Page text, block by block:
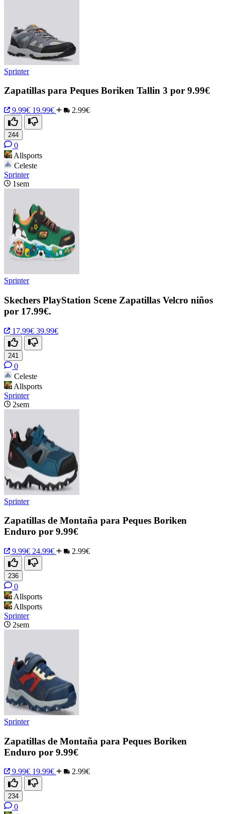
Sprinter
Zapatillas para Peques Boriken Tallin 3 por 9.99€
9.99€ 19.99€ 2.99€
244
0
Allsports
Celeste
Sprinter
1sem
Sprinter
Skechers PlayStation Scene Zapatillas Velcro niños
por 17.99€.
17.99€ 39.99€
241
0
Celeste
Allsports
Sprinter
2sem
Sprinter
Zapatillas de Montaña para Peques Boriken
Enduro por 9.99€
9.99€ 24.99€ 2.99€
236
0
Allsports
Allsports
Sprinter
2sem
Sprinter
Zapatillas de Montaña para Peques Boriken
Enduro por 9.99€
9.99€ 19.99€ 2.99€
234
0